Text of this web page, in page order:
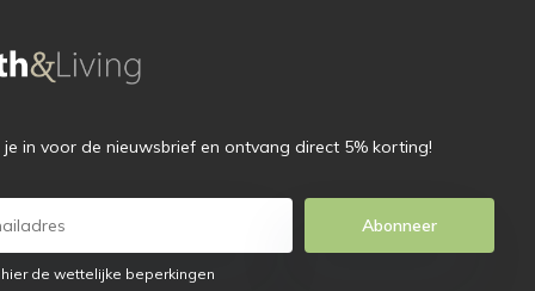
je in voor de nieuwsbrief en ontvang direct 5% korting!
Abonneer
de wettelijke beperkingen